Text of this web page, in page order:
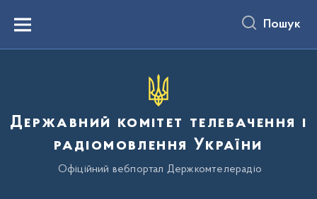
вмістуMenu Пошук
Державний комітет телебачення і
радіомовлення України
Офіційний вебпортал Держкомтелерадіо